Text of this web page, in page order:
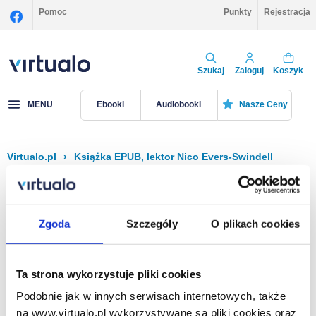
Zgoda Szczegóły O plikach cookies
Ta strona wykorzystuje pliki cookies
Podobnie jak w innych serwisach internetowych, także
na www.virtualo.pl wykorzystywane są pliki cookies oraz
Pomoc Punkty Rejestracja
Szukaj Zaloguj Koszyk
MENU Ebooki Audiobooki Nasze Ceny
Virtualo.pl › Książka EPUB, lektor Nico Evers-Swindell
Filtruj Sortuj
Na stronie